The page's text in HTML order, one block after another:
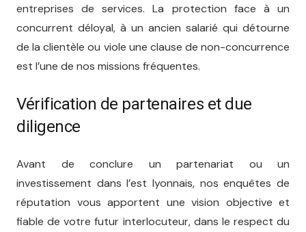
entreprises de services. La protection face à un
concurrent déloyal, à un ancien salarié qui détourne
de la clientèle ou viole une clause de non-concurrence
est l’une de nos missions fréquentes.
Vérification de partenaires et due
diligence
Avant de conclure un partenariat ou un
investissement dans l’est lyonnais, nos enquêtes de
réputation vous apportent une vision objective et
fiable de votre futur interlocuteur, dans le respect du